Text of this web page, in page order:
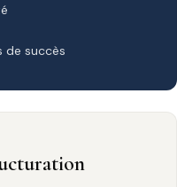
de succès